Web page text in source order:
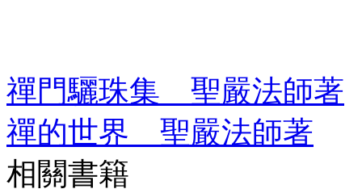
禪門驪珠集 聖嚴法師著
禪的世界 聖嚴法師著
相關書籍